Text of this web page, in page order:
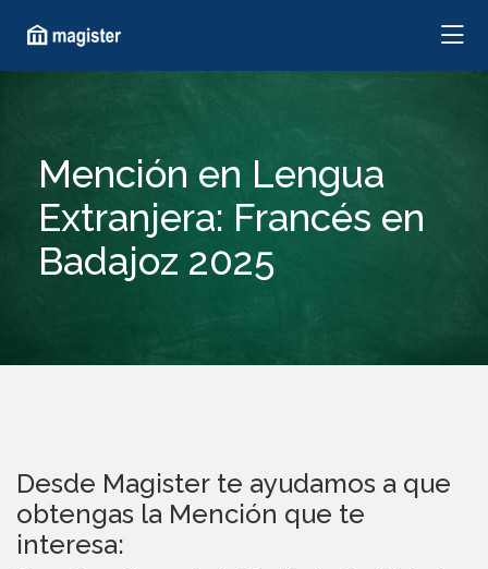
Mención en Lengua
Extranjera: Francés en
Badajoz 2025
Desde Magister te ayudamos a que
obtengas la Mención que te
interesa: